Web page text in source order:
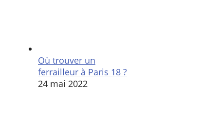
Où trouver un
ferrailleur à Paris 18 ?
24 mai 2022